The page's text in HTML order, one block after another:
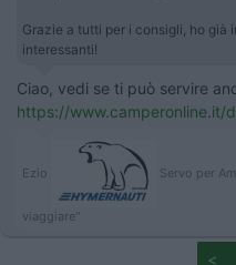
Grazie a tutti per i consigli, ho già
interessanti!
Ciao, vedi se ti può servire
https://www.camperonline.it/
Ezio Servo per
viaggiare"
<